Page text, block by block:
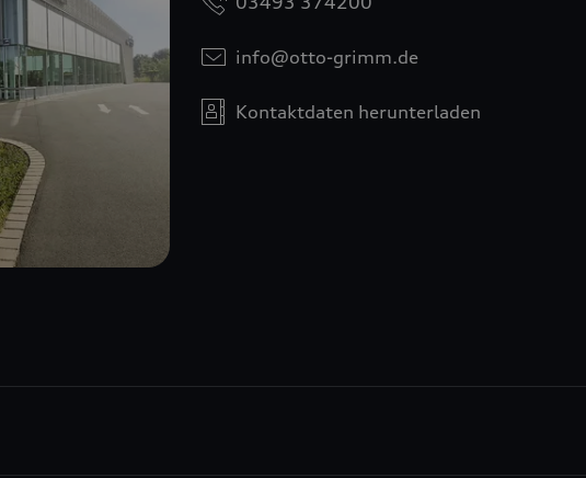
info@otto-grimm.de
Kontaktdaten herunterladen